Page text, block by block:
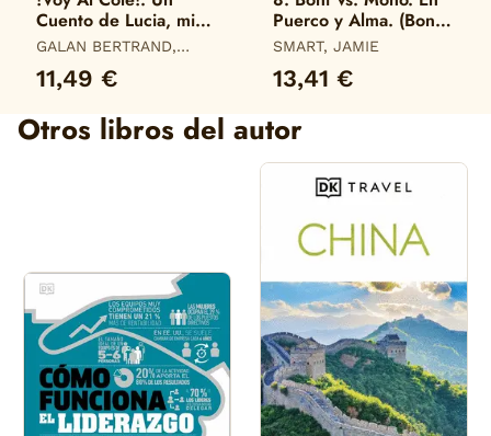
Cuento de Lucia, mi
Pediatra
GALAN BERTRAND,
11,49 €
Puerco y Alma. (Boni
Vs. Mono)
SMART, JAMIE
13,41 €
Otros libros del autor